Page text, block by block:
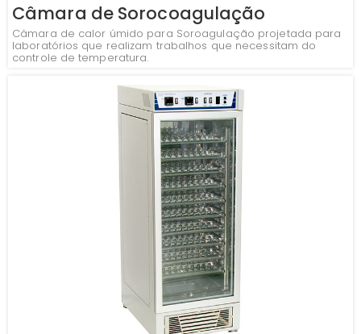
Câmara de Sorocoagulação
Câmara de calor úmido para Soroagulação projetada para
laboratórios que realizam trabalhos que necessitam do
controle de temperatura.